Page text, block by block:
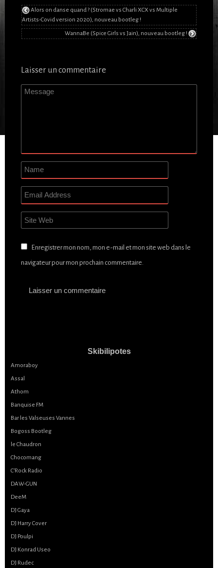
Alors on danse quand ? (Stromae vs Charli XCX vs Multiple
Artists-Covid version 2020), nouveau bootleg !
WannaBe (Spice Girls vs Jain), nouveau bootleg !
Laisser un commentaire
Enregistrer mon nom, mon e-mail et mon site web dans le
navigateur pour mon prochain commentaire.
Skibilipotes
Amoraboy
Assal
Athom
Banquise FM
Bar les Valseuses Vannes
Bogoss Bootleg
le Chaudron
Chocomang
C’Rock Radio
DAW-GUN
DeeM
DJ Gaya
DJ Harry Cover
DJ Poulpi
DJ Konrad Useo
DJ Rudec